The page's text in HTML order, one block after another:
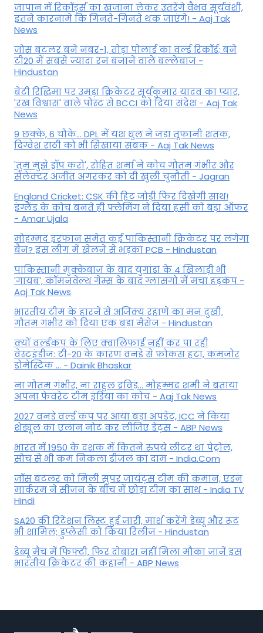
जापान में रिकॉर्ड्स का खजाना लेकर उतरेंगे वैभव सूर्यवंशी,
इतने कारनामे कि गिनते-गिनते थक जाएंगे! - Aaj Tak
News
जोस बटलर बने नंबर-1, तोड़ा पोलार्ड का वर्ल्ड रिकॉर्ड; बने
टी20 में सबसे ज्यादा रन बनाने वाले बल्लेबाज -
Hindustan
बेटी र‍िद्ध‍िमा पर उमड़ा क्रिकेटर सूर्यकुमार यादव का प्यार,
'रख विश्वास' वाले पोस्ट से BCCI को दिया संदेश - Aaj Tak
News
9 छक्के, 6 चौके... DPL में यश धुल ने जड़ा तूफानी शतक,
द‍िग्वेश राठी को भी स‍िखाया सबक - Aaj Tak News
'तुम मुझे ड्रॉप करो', रोहित शर्मा ने कोच गौतम गंभीर और
सेलेक्टर अजीत अगरकर को दी खुली चुनौती - Jagran
England Cricket: CSK की हिट जोड़ी फिर दिखेगी साथ!
इंग्लैंड के कोच बनते ही फ्लेमिंग ने दिया हसी को बड़ा ऑफर
- Amar Ujala
मोहम्मद इरफान समेत कई पाकिस्तानी क्रिकेटर पर लगेगा
बैन? इस लीग में खेलने से भड़का PCB - Hindustan
पाकिस्तानी मुक्केबाज के बाद युगांडा के 4 खिलाड़ी भी
'गायब', कॉमनवेल्थ गेम्स के बाद ग्लासगो में मचा हड़कंप -
Aaj Tak News
भारतीय टीम के हारने से अजिंक्य रहाणे का मन दुखी,
गौतम गंभीर को दिया एक बड़ा मैसेज - Hindustan
क्यों वर्ल्डकप के लिए क्वालिफाई नहीं कर पा रही
वेस्टइंडीज: टी-20 के कारण वनडे से फोकस हटा, कमजोर
डोमेस्टिक ... - Dainik Bhaskar
ना गौतम गंभीर, ना राहुल द्रव‍िड़... मोहम्मद शमी ने बताया
अपना फेवरेट टीम इंड‍िया का कोच - Aaj Tak News
2027 वनडे वर्ल्ड कप पर आया बड़ा अपडेट, ICC ने किया
शेड्यूल का एलान नोट कर लीजिए डेट्स - ABP News
भारत में 1950 के दशक में कितने रुपये लीटर था पेट्रोल,
सोच से भी कम निकला डीजल का दाम - India.Com
जॉस बटलर को मिली सुपर जायंट्स टीम की कमान, एडन
मार्करम ने सीजन के बीच में छोड़ा टीम का साथ - India TV
Hindi
SA20 की रिटेंशन लिस्ट हुई जारी, मार्श करेंगे डेब्यू और रूट
भी शामिल; डुप्लेसी को किया रिलीज - Hindustan
डेब्यू मैच में फिफ्टी, फिर दोबारा नहीं मिला मौका जानें इस
भारतीय क्रिकेटर की कहानी - ABP News